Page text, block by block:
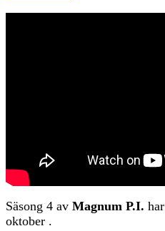
Säsong 4 av Magnum P.I.
oktober .